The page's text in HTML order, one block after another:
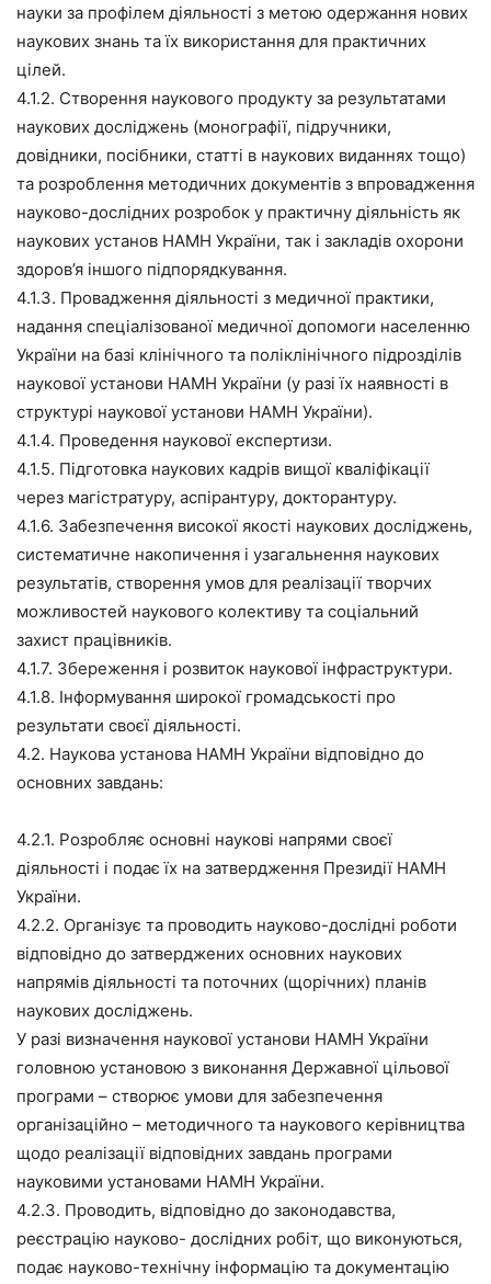
науки за профілем діяльності з метою одержання нових
наукових знань та їх використання для практичних
цілей.
4.1.2. Створення наукового продукту за результатами
наукових досліджень (монографії, підручники,
довідники, посібники, статті в наукових виданнях тощо)
та розроблення методичних документів з впровадження
науково-дослідних розробок у практичну діяльність як
наукових установ НАМН України, так і закладів охорони
здоров’я іншого підпорядкування.
4.1.3. Провадження діяльності з медичної практики,
надання спеціалізованої медичної допомоги населенню
України на базі клінічного та поліклінічного підрозділів
наукової установи НАМН України (у разі їх наявності в
структурі наукової установи НАМН України).
4.1.4. Проведення наукової експертизи.
4.1.5. Підготовка наукових кадрів вищої кваліфікації
через магістратуру, аспірантуру, докторантуру.
4.1.6. Забезпечення високої якості наукових досліджень,
систематичне накопичення і узагальнення наукових
результатів, створення умов для реалізації творчих
можливостей наукового колективу та соціальний
захист працівників.
4.1.7. Збереження і розвиток наукової інфраструктури.
4.1.8. Інформування широкої громадськості про
результати своєї діяльності.
4.2. Наукова установа НАМН України відповідно до
основних завдань:
4.2.1. Розробляє основні наукові напрями своєї
діяльності і подає їх на затвердження Президії НАМН
України.
4.2.2. Організує та проводить науково-дослідні роботи
відповідно до затверджених основних наукових
напрямів діяльності та поточних (щорічних) планів
наукових досліджень.
У разі визначення наукової установи НАМН України
головною установою з виконання Державної цільової
програми – створює умови для забезпечення
організаційно – методичного та наукового керівництва
щодо реалізації відповідних завдань програми
науковими установами НАМН України.
4.2.3. Проводить, відповідно до законодавства,
реєстрацію науково- дослідних робіт, що виконуються,
подає науково-технічну інформацію та документацію